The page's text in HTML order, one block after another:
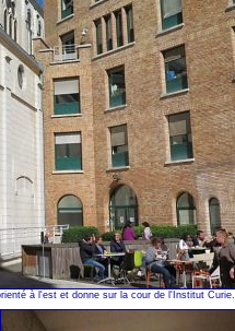
à l'est et donne sur la cour de l'Institut Curie.